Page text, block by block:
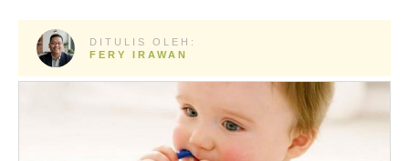
DITULIS OLEH:
FERY IRAWAN